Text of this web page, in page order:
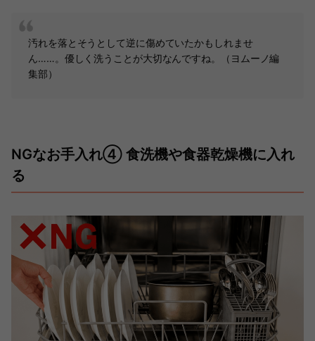
汚れを落とそうとして逆に傷めていたかもしれませ
ん……。優しく洗うことが大切なんですね。（ヨムーノ編
集部）
NGなお手入れ④ 食洗機や食器乾燥機に入れ
る